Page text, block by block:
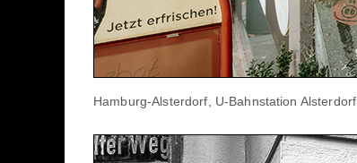
Hamburg-Alsterdorf, U-Bahnstation Alsterdorf